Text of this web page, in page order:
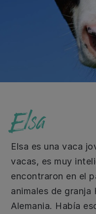
Elsa
Elsa es una vaca
vacas, es muy
encontraron en el
animales de
Alemania. Había